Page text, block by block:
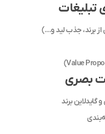
برند، جذب لید و…)
گایدلاین برند